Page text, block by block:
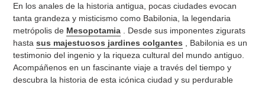
En los anales de la historia antigua, pocas ciudades evocan
tanta grandeza y misticismo como Babilonia, la legendaria
metrópolis de Mesopotamia . Desde sus imponentes zigurats
hasta sus majestuosos jardines colgantes , Babilonia es un
testimonio del ingenio y la riqueza cultural del mundo antiguo.
Acompáñenos en un fascinante viaje a través del tiempo y
descubra la historia de esta icónica ciudad y su perdurable